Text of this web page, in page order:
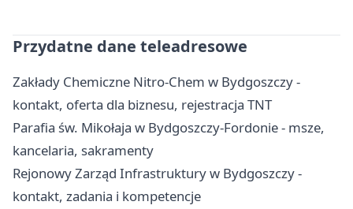
Przydatne dane teleadresowe
Zakłady Chemiczne Nitro-Chem w Bydgoszczy -
kontakt, oferta dla biznesu, rejestracja TNT
Parafia św. Mikołaja w Bydgoszczy-Fordonie - msze,
kancelaria, sakramenty
Rejonowy Zarząd Infrastruktury w Bydgoszczy -
kontakt, zadania i kompetencje